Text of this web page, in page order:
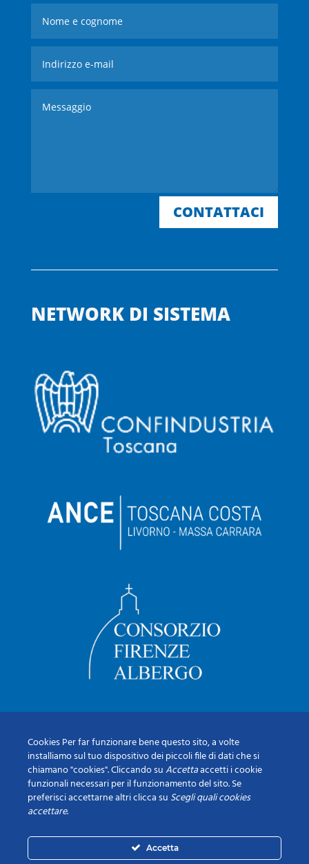
CONTATTACI
NETWORK DI SISTEMA
Cookies Per far funzionare bene questo sito, a volte
installiamo sul tuo dispositivo dei piccoli file di dati che si
chiamano "cookies". Cliccando suAccettaaccetti i cookie
funzionali necessari per il funzionamento del sito. Se
preferisci accettarne altri clicca su Scegli quali cookies
accettare.
Accetta